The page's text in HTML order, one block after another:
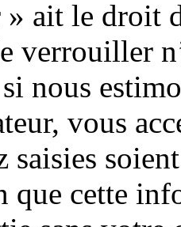
ait le droit
verrouiller
nous
vous
saisies
que cette